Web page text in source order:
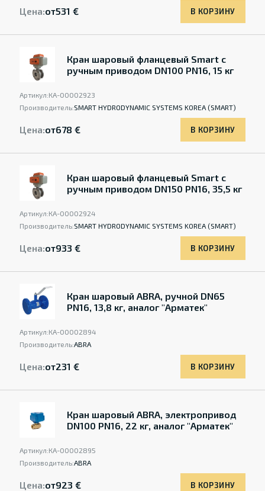
Цена:от531 € В КОРЗИНУ
Кран шаровый фланцевый Smart с
ручным приводом DN100 PN16, 15 кг
Артикул:КА-00002923
Производитель:SMART HYDRODYNAMIC SYSTEMS KOREA (SMART)
Цена:от678 € В КОРЗИНУ
Кран шаровый фланцевый Smart с
ручным приводом DN150 PN16, 35,5 кг
Артикул:КА-00002924
Производитель:SMART HYDRODYNAMIC SYSTEMS KOREA (SMART)
Цена:от933 € В КОРЗИНУ
Кран шаровый ABRA, ручной DN65
PN16, 13,8 кг, аналог "Арматек"
Артикул:КА-00002894
Производитель:ABRA
Цена:от231 € В КОРЗИНУ
Кран шаровый ABRA, электропривод
DN100 PN16, 22 кг, аналог "Арматек"
Артикул:КА-00002895
Производитель:ABRA
Цена:от923 € В КОРЗИНУ